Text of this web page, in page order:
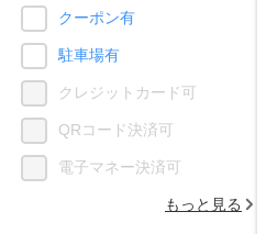
クーポン有
駐車場有
クレジットカード可
QRコード決済可
電子マネー決済可
もっと見る